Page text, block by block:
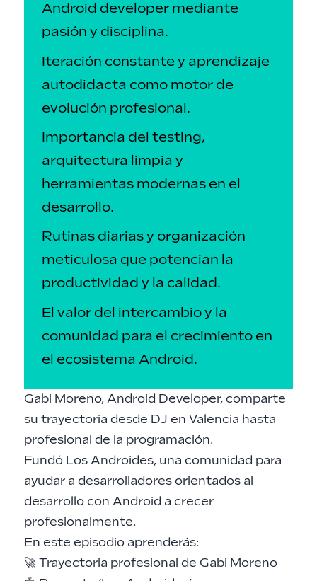
Android developer mediante
pasión y disciplina.
Iteración constante y aprendizaje
autodidacta como motor de
evolución profesional.
Importancia del testing,
arquitectura limpia y
herramientas modernas en el
desarrollo.
Rutinas diarias y organización
meticulosa que potencian la
productividad y la calidad.
El valor del intercambio y la
comunidad para el crecimiento en
el ecosistema Android.
Gabi Moreno, Android Developer, comparte
su trayectoria desde DJ en Valencia hasta
profesional de la programación.
Fundó Los Androides, una comunidad para
ayudar a desarrolladores orientados al
desarrollo con Android a crecer
profesionalmente.
En este episodio aprenderás:
🚀 Trayectoria profesional de Gabi Moreno